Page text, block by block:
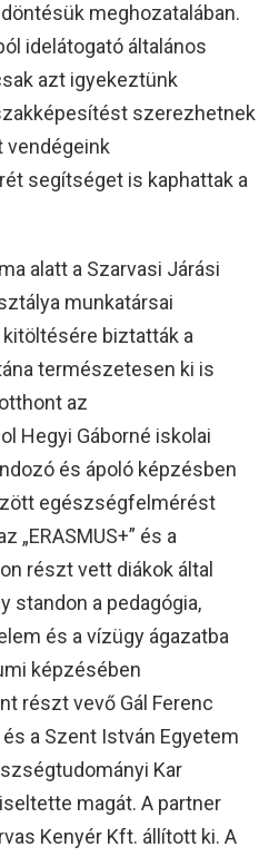
meghozatalában.
idelátogató általános
azt igyekeztünk
szerezhetnek
vendégeink
segítséget is kaphattak a
alatt a Szarvasi Járási
munkatársai
biztatták a
természetesen ki is
az
Hegyi Gáborné iskolai
és ápoló képzésben
egészségfelmérést
„ERASMUS+” és a
részt vett diákok által
standon a pedagógia,
és a vízügy ágazatba
képzésében
részt vevő Gál Ferenc
a Szent István Egyetem
Kar
magát. A partner
Kenyér Kft. állított ki. A